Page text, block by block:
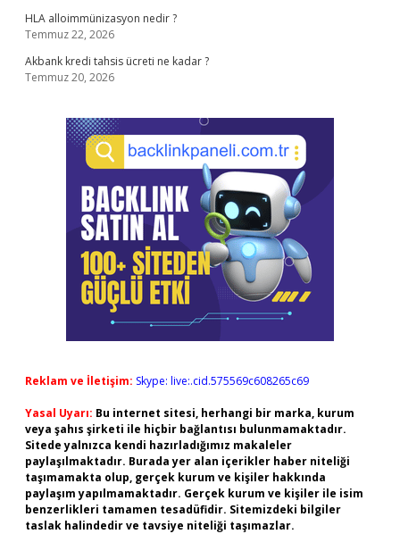
HLA alloimmünizasyon nedir ?
Temmuz 22, 2026
Akbank kredi tahsis ücreti ne kadar ?
Temmuz 20, 2026
Reklam ve İletişim: Skype: live:.cid.575569c608265c69
Yasal Uyarı: Bu internet sitesi, herhangi bir marka, kurum
veya şahıs şirketi ile hiçbir bağlantısı bulunmamaktadır.
Sitede yalnızca kendi hazırladığımız makaleler
paylaşılmaktadır. Burada yer alan içerikler haber niteliği
taşımamakta olup, gerçek kurum ve kişiler hakkında
paylaşım yapılmamaktadır. Gerçek kurum ve kişiler ile isim
benzerlikleri tamamen tesadüfidir. Sitemizdeki bilgiler
taslak halindedir ve tavsiye niteliği taşımazlar.